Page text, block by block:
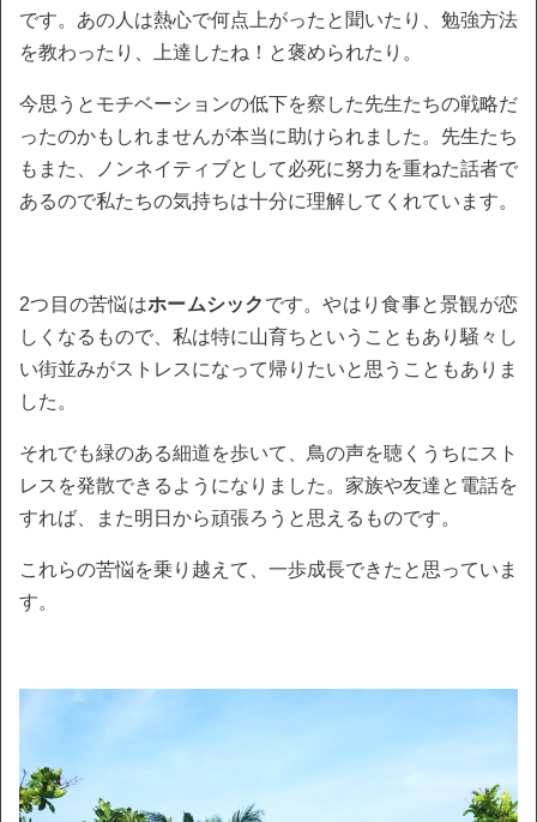
です。あの人は熱心で何点上がったと聞いたり、勉強方法
を教わったり、上達したね！と褒められたり。
今思うとモチベーションの低下を察した先生たちの戦略だ
ったのかもしれませんが本当に助けられました。先生たち
もまた、ノンネイティブとして必死に努力を重ねた話者で
あるので私たちの気持ちは十分に理解してくれています。
2つ目の苦悩はホームシック です。やはり食事と景観が恋
しくなるもので、私は特に山育ちということもあり騒々し
い街並みがストレスになって帰りたいと思うこともありま
した。
それでも緑のある細道を歩いて、鳥の声を聴くうちにスト
レスを発散できるようになりました。家族や友達と電話を
すれば、また明日から頑張ろうと思えるものです。
これらの苦悩を乗り越えて、一歩成長できたと思っていま
す。